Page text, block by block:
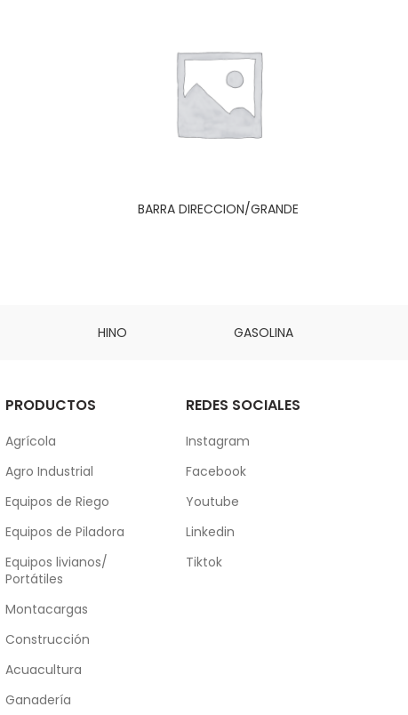
BARRA DIRECCION/GRANDE
HINO GASOLINA
PRODUCTOS
Agrícola
Agro Industrial
Equipos de Riego
Equipos de Piladora
Equipos livianos/
Portátiles
Montacargas
Construcción
Acuacultura
Ganadería
REDES SOCIALES
Instagram
Facebook
Youtube
Linkedin
Tiktok